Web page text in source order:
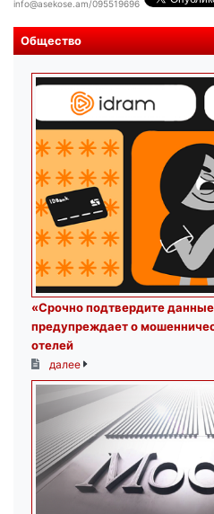
info@asekose.am/095519696
Общество
«Срочно подтвердите
предупреждает о
отелей
далее